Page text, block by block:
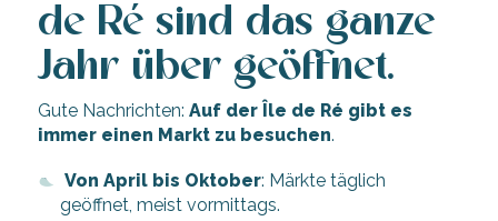
de Ré sind das ganze
Jahr über geöffnet.
Gute Nachrichten: Auf der Île de Ré gibt es
immer einen Markt zu besuchen.
Von April bis Oktober: Märkte täglich
geöffnet, meist vormittags.